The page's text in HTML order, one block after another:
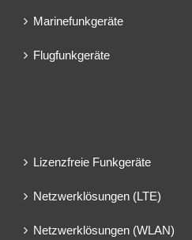
Marinefunkgeräte
Flugfunkgeräte
Lizenzfreie Funkgeräte
Netzwerklösungen (LTE)
Netzwerklösungen (WLAN)